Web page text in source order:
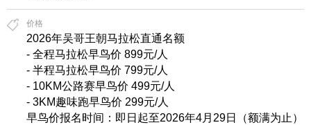
价格
2026年吴哥王朝马拉松直通名额
- 全程马拉松早鸟价 899元/人
- 半程马拉松早鸟价 799元/人
- 10KM公路赛早鸟价 499元/人
- 3KM趣味跑早鸟价 299元/人
早鸟价报名时间：即日起至2026年4月29日（额满为止）